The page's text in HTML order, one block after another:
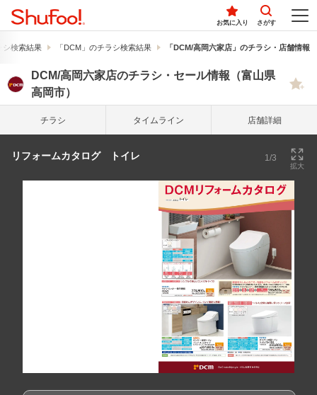
お気に入り さがす
シ検索結果 「DCM」のチラシ検索結果 「DCM/高岡六家店」のチラシ・店舗情報
DCM/高岡六家店のチラシ・セール情報（富山県
高岡市）
チラシ タイム ライン 店舗詳細
リフォームカタログ トイレ 1/3
拡大